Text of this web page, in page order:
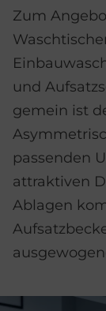
Zum
und
gemein ist
passenden
attraktiven
Ablagen